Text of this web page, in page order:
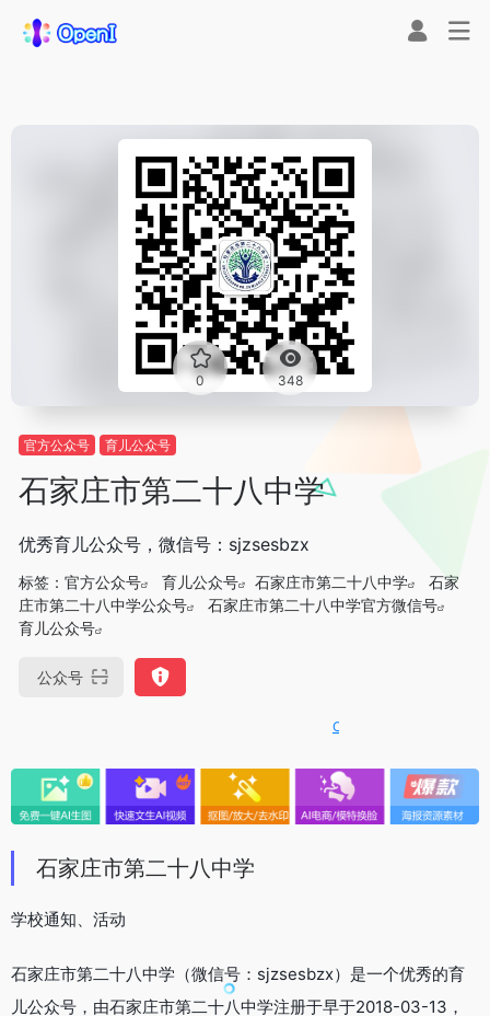
0 348
官方公众号 育儿公众号
石家庄市第二十八中学
优秀育儿公众号，微信号：sjzsesbzx
标签： 官方公众号 育儿公众号 石家庄市第二十八中学
石家
庄市第二十八中学公众号
石家庄市第二十八中学官方微信号
育儿公众号
公众号
OpenIAPI，一站式大模型API
石家庄市第二十八中学
学校通知、活动
石家庄市第二十八中学（微信号：sjzsesbzx）是一个优秀的育
儿公众号，由石家庄市第二十八中学注册于早于2018-03-13，